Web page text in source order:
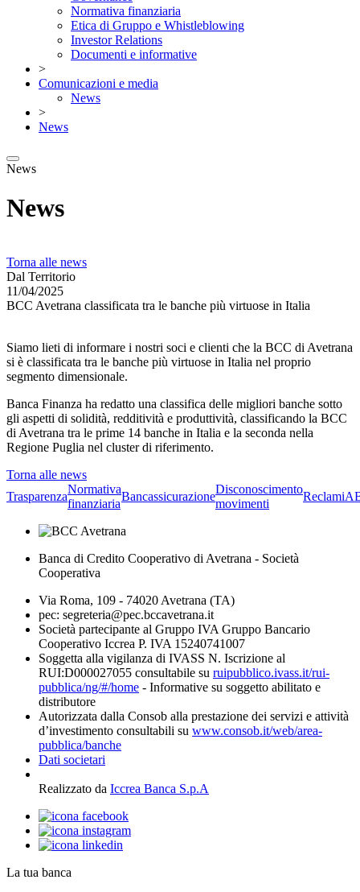
Normativa finanziaria
Etica di Gruppo e Whistleblowing
Investor Relations
Documenti e informative
>
Comunicazioni e media
News
>
News
News
News
Torna alle news
Dal Territorio
11/04/2025
BCC Avetrana classificata tra le banche più virtuose in Italia
Siamo lieti di informare i nostri soci e clienti che la BCC di Avetrana
si è classificata tra le banche più virtuose in Italia nel proprio
segmento dimensionale.
Banca Finanza ha redatto una classifica delle migliori banche sotto
gli aspetti di solidità, redditività e produttività, classificando la BCC
di Avetrana tra le prime 14 banche in Italia e la seconda nella
Regione Puglia nel cluster di riferimento.
Torna alle news
Trasparenza
Normativa
finanziaria
Bancassicurazione
Disconoscimento
movimenti
Reclami
Banca di Credito Cooperativo di Avetrana - Società
Cooperativa
Via Roma, 109 - 74020 Avetrana (TA)
pec: segreteria@pec.bccavetrana.it
Società partecipante al Gruppo IVA Gruppo Bancario
Cooperativo Iccrea P. IVA 15240741007
Soggetta alla vigilanza di IVASS N. Iscrizione al
RUI:D000027055 consultabile su ruipubblico.ivass.it/rui-
pubblica/ng/#/home - Informative su soggetto abilitato e
distributore
Autorizzata dalla Consob alla prestazione dei servizi e attività
d’investimento consultabili su www.consob.it/web/area-
pubblica/banche
Dati societari
Realizzato da Iccrea Banca S.p.A
La tua banca